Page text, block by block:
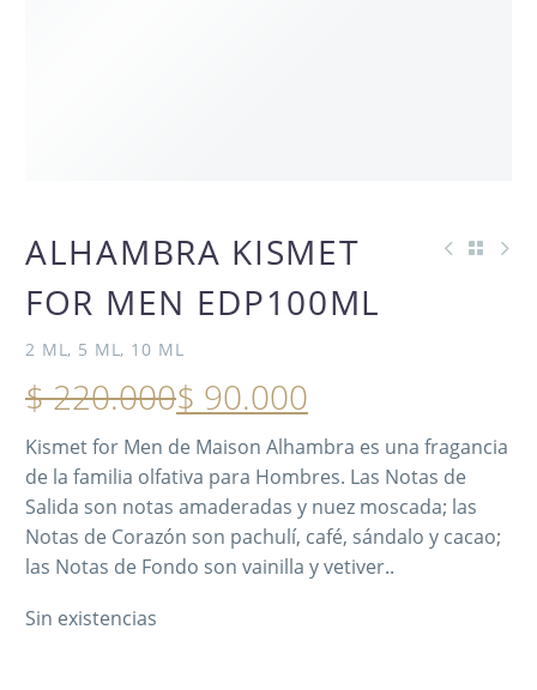
OFERTA -59%
NUEVO
ALHAMBRA KISMET
FOR MEN EDP100ML
2 ML, 5 ML, 10 ML
$220.000$ 90.000
Kismet for Men de Maison Alhambra es una fragancia
de la familia olfativa para Hombres. Las Notas de
Salida son notas amaderadas y nuez moscada; las
Notas de Corazón son pachulí, café, sándalo y cacao;
las Notas de Fondo son vainilla y vetiver..
Sin existencias